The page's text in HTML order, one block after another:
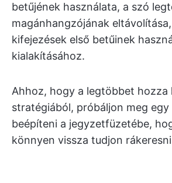
betűjének használata, a szó
magánhangzójának
kifejezések első betűinek
kialakításához.
Ahhoz, hogy a legtöbbet hozza
stratégiából, próbáljon meg
beépíteni a jegyzetfüzetébe,
könnyen vissza tudjon